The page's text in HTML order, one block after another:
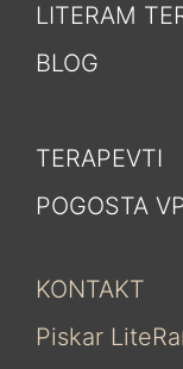
LITERAM
BLOG
TERAPEVTI
POGOSTA
KONTAKT
Piskar